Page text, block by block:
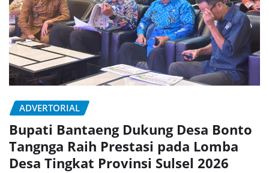
ADVERTORIAL
Bupati Bantaeng Dukung Desa Bonto
Tangnga Raih Prestasi pada Lomba
Desa Tingkat Provinsi Sulsel 2026